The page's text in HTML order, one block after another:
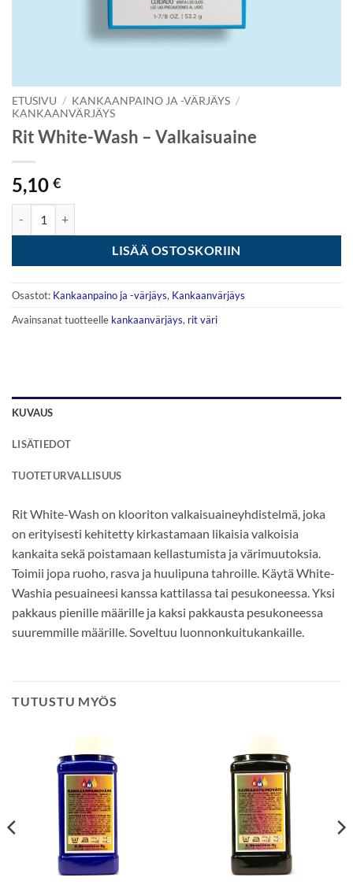
ETUSIVU / KANKAANPAINO JA -VÄRJÄYS /
KANKAANVÄRJÄYS
Rit White-Wash – Valkaisuaine
5,10 €
LISÄÄ OSTOSKORIIN
Osastot: Kankaanpaino ja -värjäys, Kankaanvärjäys
Avainsanat tuotteelle kankaanvärjäys, rit väri
KUVAUS
LISÄTIEDOT
TUOTETURVALLISUUS
Rit White-Wash on klooriton valkaisuaineyhdistelmä, joka
on erityisesti kehitetty kirkastamaan likaisia ​​valkoisia
kankaita sekä poistamaan kellastumista ja värimuutoksia.
Toimii jopa ruoho, rasva ja huulipuna tahroille. Käytä White-
Washia pesuaineesi kanssa kattilassa tai pesukoneessa. Yksi
pakkaus pienille määrille ja kaksi pakkausta pesukoneessa
suuremmille määrille. Soveltuu luonnonkuitukankaille.
TUTUSTU MYÖS